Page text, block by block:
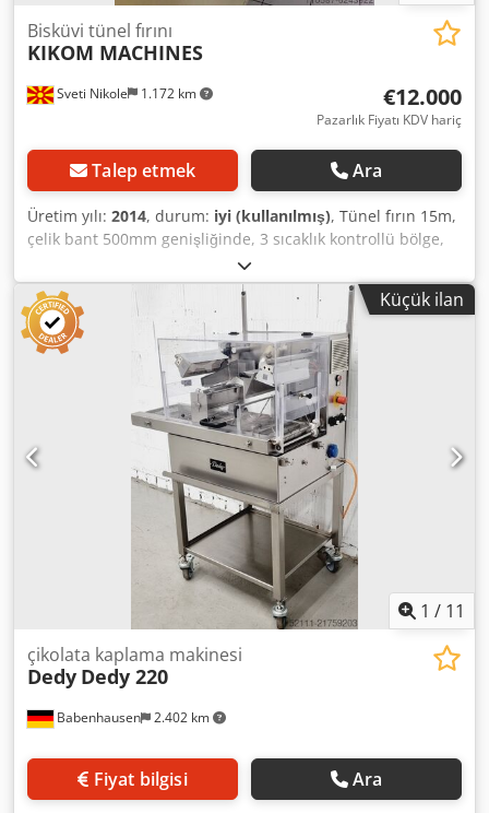
Sveti Nikole 1.172 km
Bisküvi tünel fırını
KIKOM MACHINES
€12.000
Pazarlık Fiyatı KDV hariç
Talep etmek Ara
Üretim yılı: 2014, durum: iyi (kullanılmış), Tünel fırın 15m,
çelik bant 500mm genişliğinde, 3 sıcaklık kontrollü bölge,
çelik bant için otomatik izleme kontrolü Dcsdpog Tvwwsfx
Akcek
Küçük ilan
1 / 11
Babenhausen 2.402 km
çikolata kaplama makinesi
Dedy Dedy 220
Fiyat bilgisi Ara